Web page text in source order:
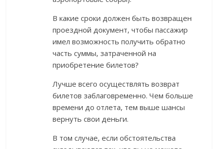
В какие сроки должен быть возвращен
проездной документ, чтобы пассажир
имел возможность получить обратно
часть суммы, затраченной на
приобретение билетов?
Лучше всего осуществлять возврат
билетов заблаговременно. Чем больше
времени до отлета, тем выше шансы
вернуть свои деньги.
В том случае, если обстоятельства